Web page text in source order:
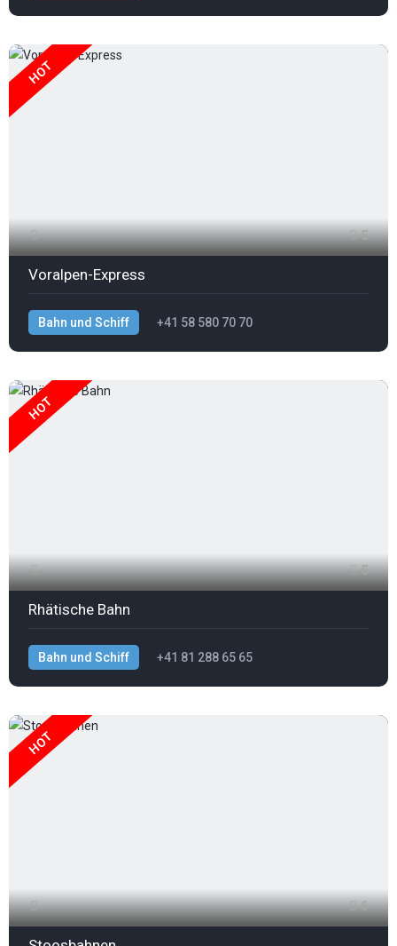
HOT
5
Voralpen-Express
Bahn und Schiff +41 58 580 70 70
HOT
5
Rhätische Bahn
Bahn und Schiff +41 81 288 65 65
HOT
6